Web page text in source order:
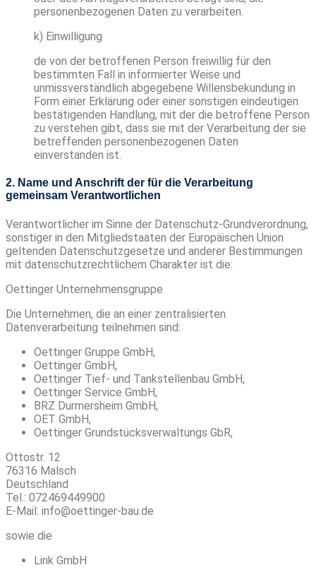
personenbezogenen Daten zu verarbeiten.
k) Einwilligung
de von der betroffenen Person freiwillig für den
bestimmten Fall in informierter Weise und
unmissverständlich abgegebene Willensbekundung in
Form einer Erklärung oder einer sonstigen eindeutigen
bestätigenden Handlung, mit der die betroffene Person
zu verstehen gibt, dass sie mit der Verarbeitung der sie
betreffenden personenbezogenen Daten
einverstanden ist.
2. Name und Anschrift der für die Verarbeitung
gemeinsam Verantwortlichen
Verantwortlicher im Sinne der Datenschutz-Grundverordnung,
sonstiger in den Mitgliedstaaten der Europäischen Union
geltenden Datenschutzgesetze und anderer Bestimmungen
mit datenschutzrechtlichem Charakter ist die:
Oettinger Unternehmensgruppe
Die Unternehmen, die an einer zentralisierten
Datenverarbeitung teilnehmen sind:
Oettinger Gruppe GmbH,
Oettinger GmbH,
Oettinger Tief- und Tankstellenbau GmbH,
Oettinger Service GmbH,
BRZ Durmersheim GmbH,
OET GmbH,
Oettinger Grundstücksverwaltungs GbR,
Ottostr. 12
76316 Malsch
Deutschland
Tel.: 072469449900
E-Mail: info@oettinger-bau.de
sowie die
Link GmbH